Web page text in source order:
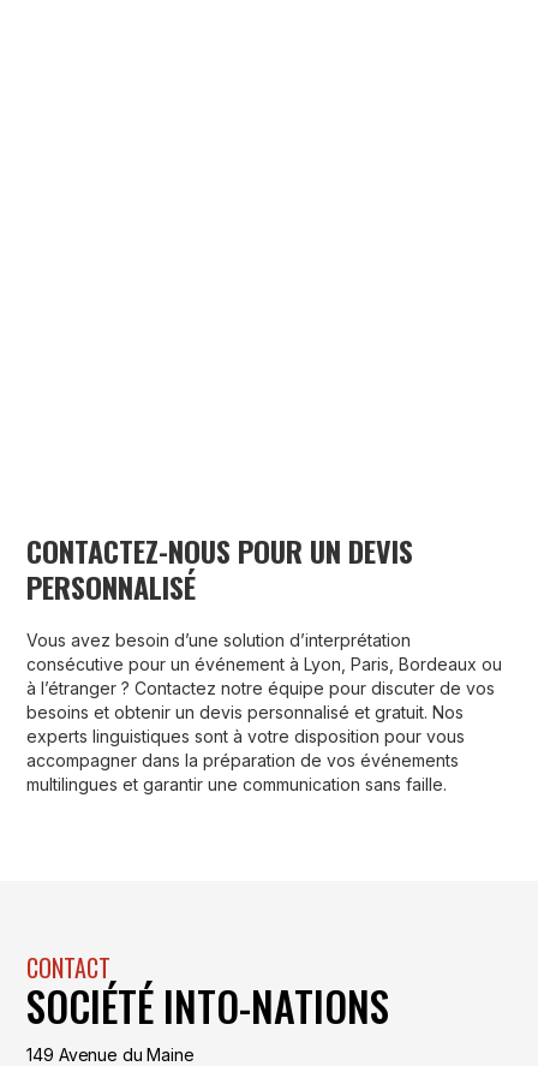
CONTACTEZ-NOUS POUR UN DEVIS
PERSONNALISÉ
Vous avez besoin d’une solution d’interprétation
consécutive pour un événement à Lyon, Paris, Bordeaux ou
à l’étranger ? Contactez notre équipe pour discuter de vos
besoins et obtenir un devis personnalisé et gratuit. Nos
experts linguistiques sont à votre disposition pour vous
accompagner dans la préparation de vos événements
multilingues et garantir une communication sans faille.
CONTACT
SOCIÉTÉ INTO-NATIONS
149 Avenue du Maine